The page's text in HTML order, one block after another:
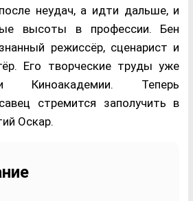
неудач, а идти дальше, и
высоты в профессии. Бен
режиссёр, сценарист и
Его творческие труды уже
Киноакадемии. Теперь
стремится заполучить в
Оскар.